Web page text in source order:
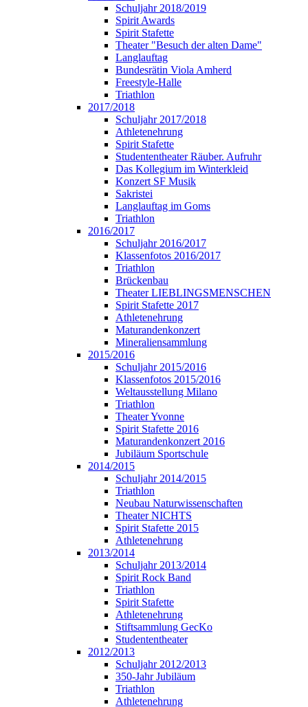
Schuljahr 2018/2019
Spirit Awards
Spirit Stafette
Theater "Besuch der alten Dame"
Langlauftag
Bundesrätin Viola Amherd
Freestyle-Halle
Triathlon
2017/2018
Schuljahr 2017/2018
Athletenehrung
Spirit Stafette
Studententheater Räuber. Aufruhr
Das Kollegium im Winterkleid
Konzert SF Musik
Sakristei
Langlauftag im Goms
Triathlon
2016/2017
Schuljahr 2016/2017
Klassenfotos 2016/2017
Triathlon
Brückenbau
Theater LIEBLINGSMENSCHEN
Spirit Stafette 2017
Athletenehrung
Maturandenkonzert
Mineraliensammlung
2015/2016
Schuljahr 2015/2016
Klassenfotos 2015/2016
Weltausstellung Milano
Triathlon
Theater Yvonne
Spirit Stafette 2016
Maturandenkonzert 2016
Jubiläum Sportschule
2014/2015
Schuljahr 2014/2015
Triathlon
Neubau Naturwissenschaften
Theater NICHTS
Spirit Stafette 2015
Athletenehrung
2013/2014
Schuljahr 2013/2014
Spirit Rock Band
Triathlon
Spirit Stafette
Athletenehrung
Stiftsammlung GecKo
Studententheater
2012/2013
Schuljahr 2012/2013
350-Jahr Jubiläum
Triathlon
Athletenehrung